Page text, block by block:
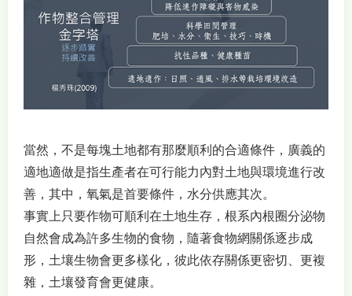
當然，不是每塊土地都有那麼順利的合適條件，廣義的
適地適做是指生產者在可行能力內對土地與環境進行改
善，其中，氧氣是首要條件，水分供應其次。
事實上只要作物可順利在土地生存，根系內根圈分泌物
自然會成為許多生物的食物，隨著食物網關係逐步成
形，土壤生物會更多樣化，彼此依存關係更密切、更複
雜，土壤發育會更健康。